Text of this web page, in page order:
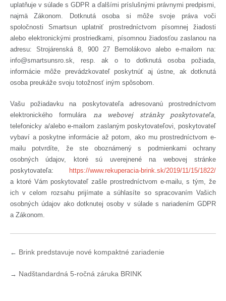
uplatňuje v súlade s GDPR a ďalšími príslušnými právnymi predpismi,
najmä Zákonom. Dotknutá osoba si môže svoje práva voči
spoločnosti Smartsun uplatniť prostredníctvom písomnej žiadosti
alebo elektronickými prostriedkami, písomnou žiadosťou zaslanou na
adresu: Strojárenská 8, 900 27 Bernolákovo alebo e-mailom na:
info@smartsunsro.sk, resp. ak o to dotknutá osoba požiada,
informácie môže prevádzkovateľ poskytnúť aj ústne, ak dotknutá
osoba preukáže svoju totožnosť iným spôsobom.
Vašu požiadavku na poskytovateľa adresovanú prostredníctvom
elektronického formulára na webovej stránky poskytovateľa
telefonicky a/alebo e-mailom zaslaným poskytovateľovi, poskytovateľ
vybaví a poskytne informácie až potom, ako mu prostredníctvom e-
mailu potvrdíte, že ste oboznámený s podmienkami ochrany
osobných údajov, ktoré sú uverejnené na webovej stránke
poskytovateľa:
https://www.rekuperacia-brink.sk/2019/11/15/1822/
a ktoré Vám poskytovateľ zašle prostredníctvom e-mailu, s tým, že
ich v celom rozsahu prijímate a súhlasíte so spracovaním Vašich
osobných údajov ako dotknutej osoby v súlade s nariadením GDPR
a Zákonom.
← Brink predstavuje nové kompaktné zariadenie
→ Nadštandardná 5-ročná záruka BRINK